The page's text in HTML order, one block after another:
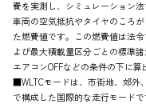
費を実測し、シミュレーション
車両の空気抵抗やタイヤのころ
た燃費値です。この燃費値は法
よび最大積載量区分ごとの標準
エアコンOFFなどの条件の下に算
■WLTCモードは、市街地、郊外
で構成した国際的な走行モード